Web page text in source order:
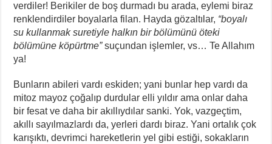
verdiler! Berikiler de boş durmadı bu arada, eylemi biraz
renklendirdiler boyalarla filan. Hayda gözaltılar, “boyalı
su kullanmak suretiyle halkın bir bölümünü öteki
bölümüne köpürtme”suçundan işlemler, vs… Te Allahım
ya!
Bunların abileri vardı eskiden; yani bunlar hep vardı da
mitoz mayoz çoğalıp durdular elli yıldır ama onlar daha
bir fesat ve daha bir akıllıydılar sanki. Yok, vazgeçtim,
akıllı sayılmazlardı da, yerleri dardı biraz. Yani ortalık çok
karışıktı, devrimci hareketlerin yel gibi estiği, sokakların